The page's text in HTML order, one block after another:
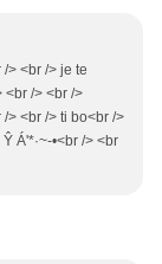
> <br /> je te
/> <br />
> <br /> ti bo<br />
Á'*·~-•<br /> <br